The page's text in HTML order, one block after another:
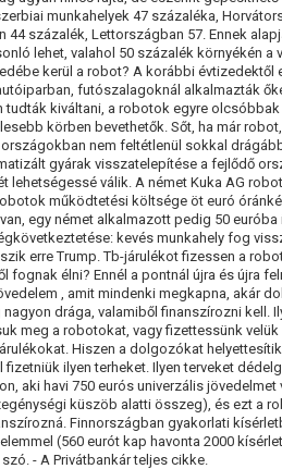
munkahelyek 47 százaléka,
44 százalék, Lettországban 57. Ennek
lehet, valahol 50 százalék környékén a
kerül a robot? A korábbi évtizedektől
futószalagoknál alkalmazták
tudták kiváltani, a robotok egyre olcsóbbak
körben bevethetők. Sőt, ha már
nem feltétlenül sokkal
gyárak visszatelepítése a fejlődő
lehetségessé válik. A német Kuka AG
működtetési költsége öt euró
egy német alkalmazott pedig 50 euróba
kevés munkahely fog
erre Trump. Tb-járulékot fizessen a
fognak élni? Ennél a pontnál újra és újra
, amit mindenki megkapna, akár
drága, valamiből finanszírozni kell.
meg a robotokat, vagy fizettessünk velük
Hiszen a dolgozókat
fizetniük ilyen terheket. Ilyen terveket
aki havi 750 eurós univerzális jövedelmet
küszöb alatti összeg), és ezt a
Finnországban gyakorlati
(560 eurót kap havonta 2000
- A Privátbankár teljes cikke.